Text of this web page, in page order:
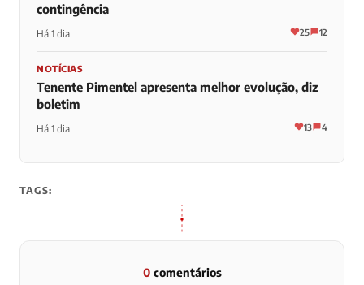
contingência
Há 1 dia 25 12
NOTÍCIAS
Tenente Pimentel apresenta melhor evolução, diz
boletim
Há 1 dia 13 4
TAGS:
0comentários